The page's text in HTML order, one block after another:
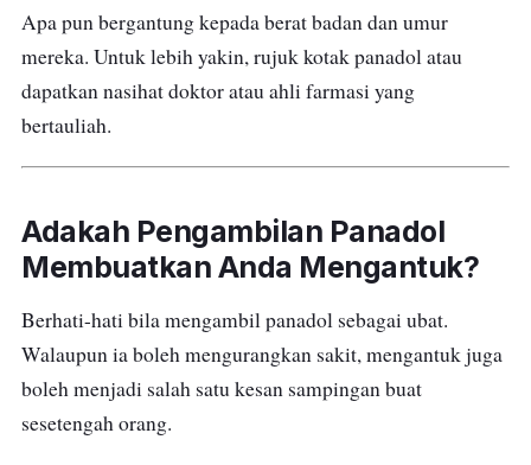
Apa pun bergantung kepada berat badan dan umur
mereka. Untuk lebih yakin, rujuk kotak panadol atau
dapatkan nasihat doktor atau ahli farmasi yang
bertauliah.
Adakah Pengambilan Panadol
Membuatkan Anda Mengantuk?
Berhati-hati bila mengambil panadol sebagai ubat.
Walaupun ia boleh mengurangkan sakit, mengantuk juga
boleh menjadi salah satu kesan sampingan buat
sesetengah orang.